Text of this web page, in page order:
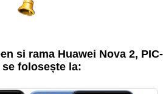
si rama Huawei Nova 2, PIC-
se folosește la: